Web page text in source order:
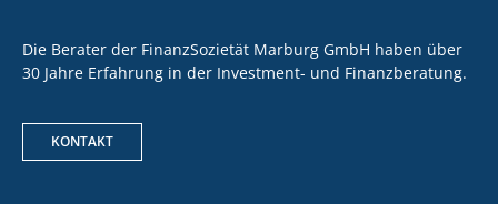
Die Berater der FinanzSozietät Marburg GmbH haben über
30 Jahre Erfahrung in der Investment- und Finanzberatung.
KONTAKT